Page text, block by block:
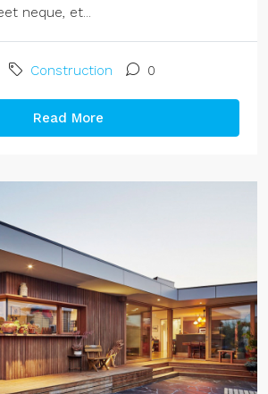
neque, et...
Construction 0
Read More